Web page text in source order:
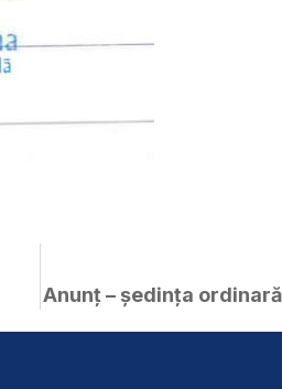
Anunț – ședința